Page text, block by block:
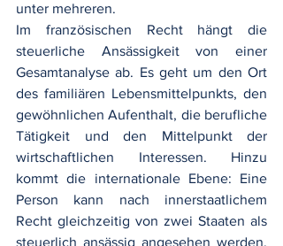
unter mehreren.
Im französischen Recht hängt die
steuerliche Ansässigkeit von einer
Gesamtanalyse ab. Es geht um den Ort
des familiären Lebensmittelpunkts, den
gewöhnlichen Aufenthalt, die berufliche
Tätigkeit und den Mittelpunkt der
wirtschaftlichen Interessen. Hinzu
kommt die internationale Ebene: Eine
Person kann nach innerstaatlichem
Recht gleichzeitig von zwei Staaten als
steuerlich ansässig angesehen werden.